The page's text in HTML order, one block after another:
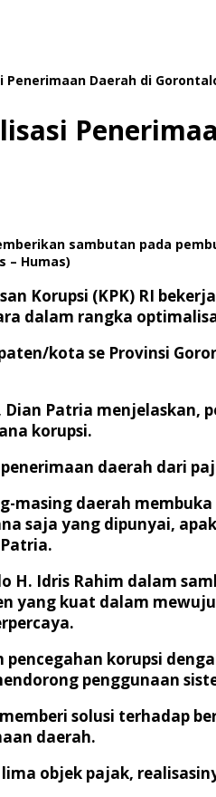
Penerimaan Daerah di
sambutan pada
– Humas)
Korupsi (KPK) RI
dalam rangka
kota se Provinsi
Patria
korupsi.
daerah dari
masing daerah
saja yang dipunyai,
H. Idris Rahim dalam
yang kuat dalam
korupsi
penggunaan
solusi terhadap
daerah.
objek pajak,